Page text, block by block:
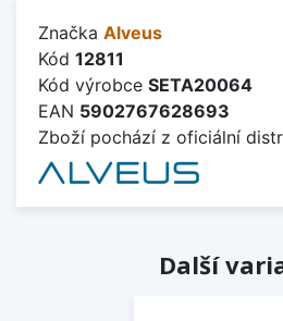
Značka Alveus
Kód 12811
Kód výrobce SETA20064
EAN 5902767628693
Zboží pochází z oficiální
Další